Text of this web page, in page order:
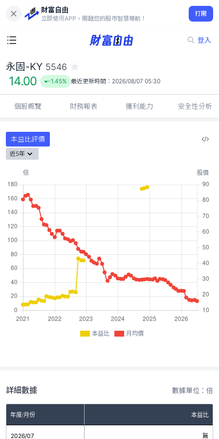
財富自由
立即使用APP，開啟您的股市智慧導航！
打開
登入
14.00
-1.45%
永固-KY 5546
14.00 -1.45% 最近更新時間： 2026/08/07 05:30
個股概覽 財務報表 獲利能力 安全性分析
本益比評價
近5年
本益比 月均價
詳細數據 數據單位：倍
年度/月份 本益比
2026/07 無